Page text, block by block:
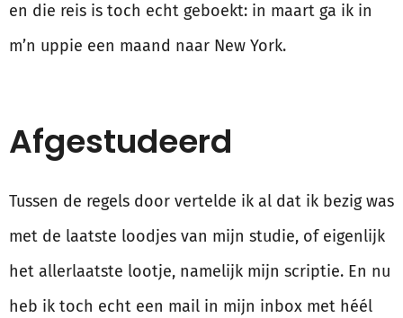
en die reis is toch echt geboekt: in maart ga ik in
m’n uppie een maand naar New York.
Afgestudeerd
Tussen de regels door vertelde ik al dat ik bezig was
met de laatste loodjes van mijn studie, of eigenlijk
het allerlaatste lootje, namelijk mijn scriptie. En nu
heb ik toch echt een mail in mijn inbox met héél